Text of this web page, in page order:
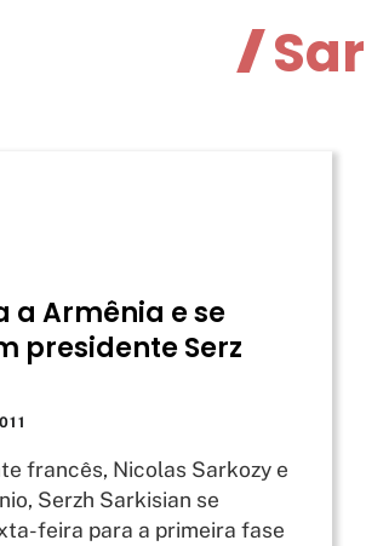
a Armênia e se
presidente Serz
francês, Nicolas Sarkozy e
Serzh Sarkisian se
feira para a primeira fase